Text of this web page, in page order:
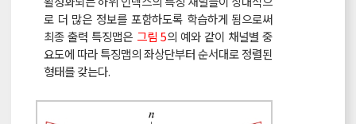
로 더 많은 정보를 포함하도록 학습하게 됨으로써
최종 출력 특징맵은 그림 5의 예와 같이 채널별 중
요도에 따라 특징맵의 좌상단부터 순서대로 정렬된
형태를 갖는다.